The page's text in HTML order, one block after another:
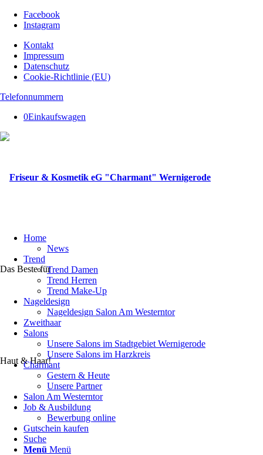
Facebook
Instagram
Kontakt
Impressum
Datenschutz
Cookie-Richtlinie (EU)
Telefonnummern
0Einkaufswagen
Das Beste für
Haut & Haar!
Home
News
Trend
Trend Damen
Trend Herren
Trend Make-Up
Nageldesign
Nageldesign Salon Am Westerntor
Zweithaar
Salons
Unsere Salons im Stadtgebiet Wernigerode
Unsere Salons im Harzkreis
Charmant
Gestern & Heute
Unsere Partner
Salon Am Westerntor
Job & Ausbildung
Bewerbung online
Gutschein kaufen
Suche
Menü Menü